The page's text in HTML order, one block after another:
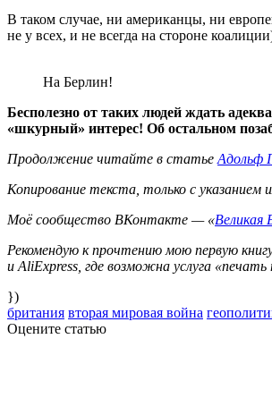
В таком случае, ни американцы, ни
не у всех, и не всегда на стороне
На Берлин!
Бесполезно от таких людей ждать
«шкурный» интерес! Об остальном
Продолжение читайте в статье Адольф
Копирование текста, только с
Моё сообщество ВКонтакте — «Великая
Рекомендую к прочтению мою первую
и AliExpress, где возможна услуга «печать
})
британия вторая мировая война
Оцените статью